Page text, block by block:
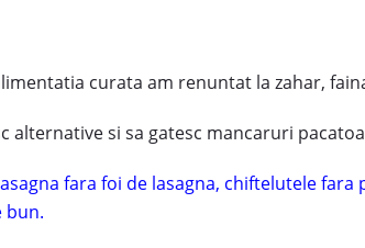
curata am renuntat la zahar,
alternative si sa gatesc mancaruri
fara foi de lasagna, chiftelutele fara
bun.